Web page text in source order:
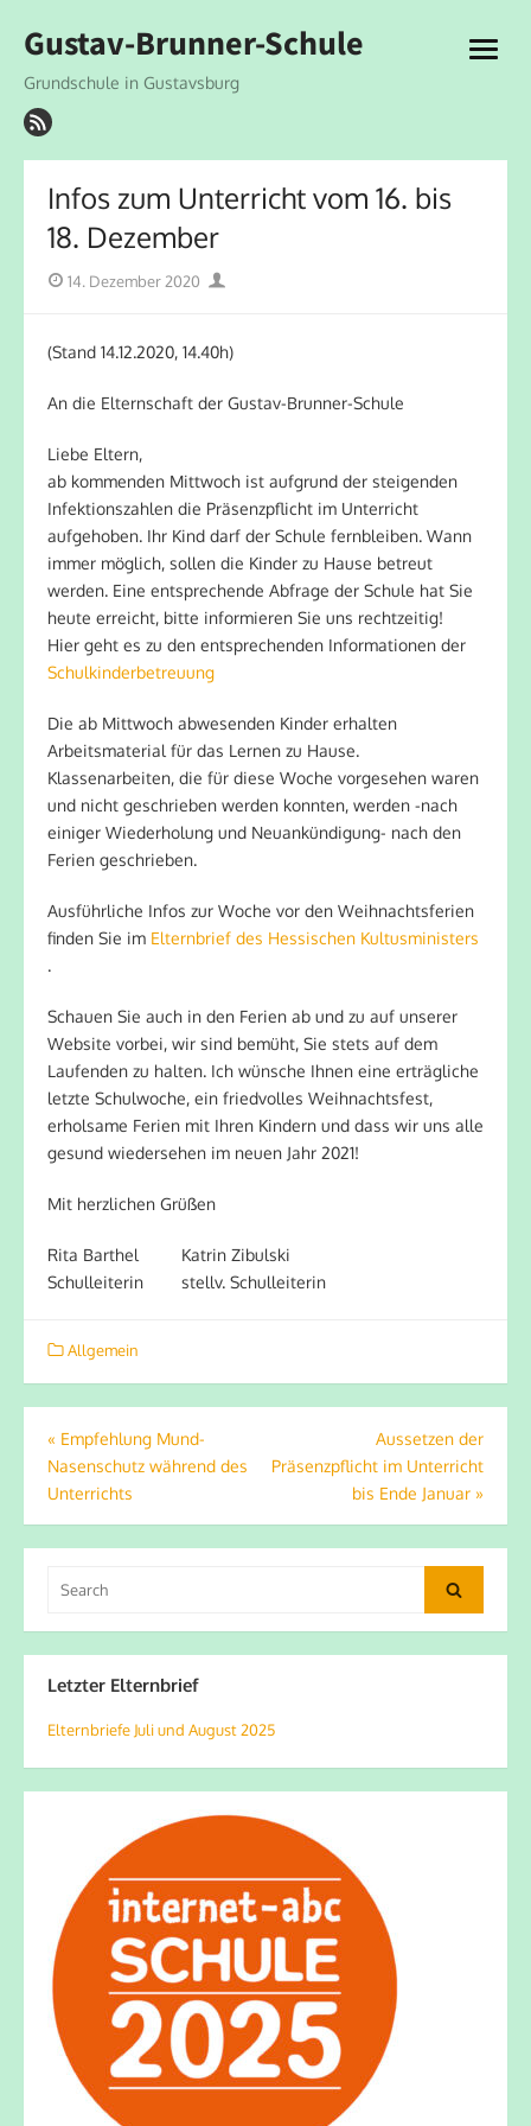
to
Gustav-Brunner-Schule
Grundschule in Gustavsburg
open
Infos zum Unterricht vom 16. bis
18. Dezember
Posted
14. Dezember 2020 Author
(Stand 14.12.2020, 14.40h)
An die Elternschaft der Gustav-Brunner-Schule
Liebe Eltern,
ab kommenden Mittwoch ist aufgrund der steigenden
Infektionszahlen die Präsenzpflicht im Unterricht
aufgehoben. Ihr Kind darf der Schule fernbleiben. Wann
immer möglich, sollen die Kinder zu Hause betreut
werden. Eine entsprechende Abfrage der Schule hat Sie
heute erreicht, bitte informieren Sie uns rechtzeitig!
Hier geht es zu den entsprechenden Informationen der
Schulkinderbetreuung
Die ab Mittwoch abwesenden Kinder erhalten
Arbeitsmaterial für das Lernen zu Hause.
Klassenarbeiten, die für diese Woche vorgesehen waren
und nicht geschrieben werden konnten, werden -nach
einiger Wiederholung und Neuankündigung- nach den
Ferien geschrieben.
Ausführliche Infos zur Woche vor den Weihnachtsferien
finden Sie im Elternbrief des Hessischen Kultusministers
.
Schauen Sie auch in den Ferien ab und zu auf unserer
Website vorbei, wir sind bemüht, Sie stets auf dem
Laufenden zu halten. Ich wünsche Ihnen eine erträgliche
letzte Schulwoche, ein friedvolles Weihnachtsfest,
erholsame Ferien mit Ihren Kindern und dass wir uns alle
gesund wiedersehen im neuen Jahr 2021!
Mit herzlichen Grüßen
Rita Barthel Katrin Zibulski
Schulleiterin stellv. Schulleiterin
Allgemein
Beitragsnavigation
« Empfehlung Mund-
Nasenschutz während des
Unterrichts
Aussetzen der
Präsenzpflicht im Unterricht
bis Ende Januar »
for:
Search
Letzter Elternbrief
Elternbriefe Juli und August 2025